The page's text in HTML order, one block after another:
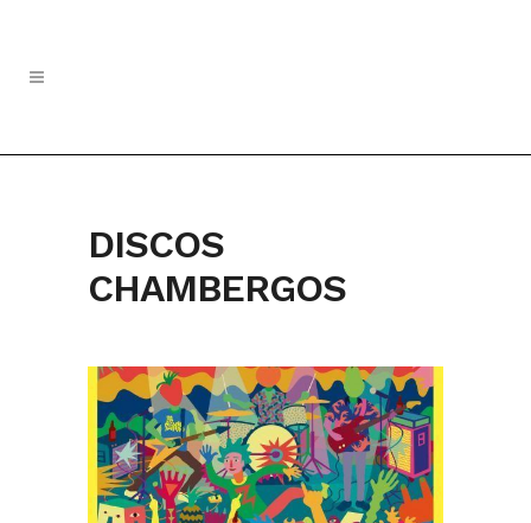
DISCOS
CHAMBERGOS